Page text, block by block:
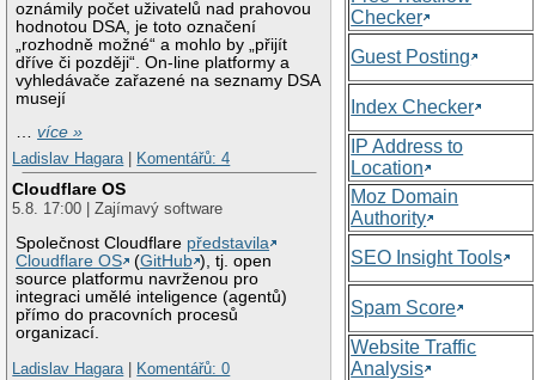
oznámily počet uživatelů nad prahovou
hodnotou DSA, je toto označení
„rozhodně možné“ a mohlo by „přijít
dříve či později“. On-line platformy a
vyhledávače zařazené na seznamy DSA
musejí
…více »
Ladislav Hagara
Komentářů: 4
Cloudflare OS
5.8. 17:00 | Zajímavý software
Společnost Cloudflare představila
Cloudflare OS
(GitHub ), tj. open
source platformu navrženou pro
integraci umělé inteligence (agentů)
přímo do pracovních procesů
organizací.
Ladislav Hagara
Komentářů: 0
Checker
Guest Posting
Index Checker
IP Address to
Location
Moz Domain
Authority
SEO Insight Tools
Spam Score
Website Traffic
Analysis